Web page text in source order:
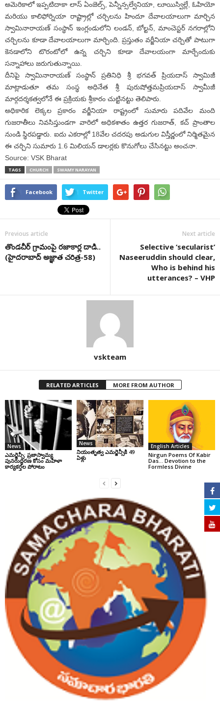
అమెరికాలో ఇప్పటిదాకా లాస్ ఏంజెల్స్, పెన్నీన్సల్వేనియా, లూయిస్విల్లే, ఓహియో
మరియు కాలిఫోర్నియా రాష్ట్రాల్లో చర్చిలను హిందూ దేవాలయాలుగా మార్చిన
స్వామినారాయణ్ సంస్థాన్ ఇంగ్లండులోని లండన్, బోల్టన్, మాంచెస్టర్ నగరాల్లోని
చర్చిలను కూడా దేవాలయాలుగా మార్చింది. ప్రస్తుతం వర్జీనియా చర్చితో పాటుగా
కెనడాలోని టొరంటోలో ఉన్న చర్చిని కూడా దేవాలయంగా మార్చేందుకు
సన్నాహాలు జరుగుతున్నాయి.
దీనిపై స్వామినారాయణ్ సంస్థాన్ ప్రతినిధి శ్రీ భగవత్ ప్రియదాస్ స్వామిజీ
మాట్లాడుతూ తమ సంస్థ అధినేత శ్రీ పురుషోత్తమప్రియదాస్ స్వామీజీ
మార్గదర్శకత్వలోనే ఈ ప్రక్రియకు శ్రీకారం చుట్టినట్టు తెలిపారు.
అధికారిక లెక్కల ప్రకారం వర్జీనియా రాష్ట్రంలో సుమారు పదివేల మంది
గుజరాతీలు నివసిస్తుండగా వారిలో అధికశాతం ఉత్తర గుజరాత్, కచ్ ప్రాంతాల
నుండి స్థిరపడ్డారు. ఐదు ఎకరాల్లో 18వేల చదరపు అడుగుల విస్తీర్ణంలో నిర్మితమైన
ఈ చర్చిని సుమారు 1.6 మిలియన్ డాలర్లకు కొనుగోలు చేసినట్టు అంచనా.
Source: VSK Bharat
TAGS CHURCH SWAMY NARAYAN
Facebook Twitter
Previous article
తొండచీర్ గ్రామంపై రజాకార్ల దాడి..
(హైదరాబాద్ అజ్ఞాత చరిత్ర-58)
Next article
Selective ‘secularist’
Naseeruddin should clear,
Who is behind his
utterances? – VHP
vskteam
RELATED ARTICLES MORE FROM AUTHOR
News
ఎమర్జెన్సీ: ప్రజాస్వామ్య
పునరుద్ధరణ కోసం మహిళా
కార్యకర్తల పోరాటం
News
నియంతృత్వ ఎమర్జెన్సీకి 49
ఏళ్లు
English Articles
Nirgun Poems Of Kabir
Das… Devotion to the
Formless Divine